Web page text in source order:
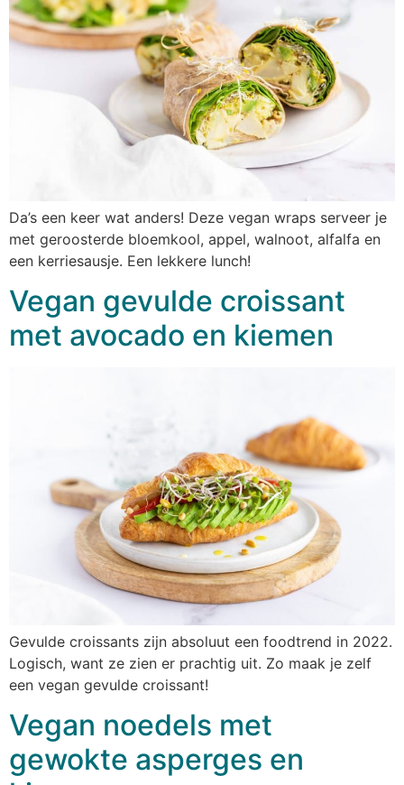
Da’s een keer wat anders! Deze vegan wraps serveer je
met geroosterde bloemkool, appel, walnoot, alfalfa en
een kerriesausje. Een lekkere lunch!
Vegan gevulde croissant
met avocado en kiemen
Gevulde croissants zijn absoluut een foodtrend in 2022.
Logisch, want ze zien er prachtig uit. Zo maak je zelf
een vegan gevulde croissant!
Vegan noedels met
gewokte asperges en